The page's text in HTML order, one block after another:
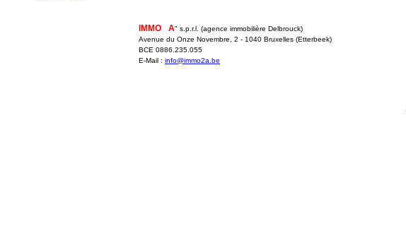
IMMO A" s.p.r.l. (agence immobilière Delbrouck)
Avenue du Onze Novembre, 2 - 1040 Bruxelles (Etterbeek)
BCE 0886.235.055
E-Mail : info@immo2a.be